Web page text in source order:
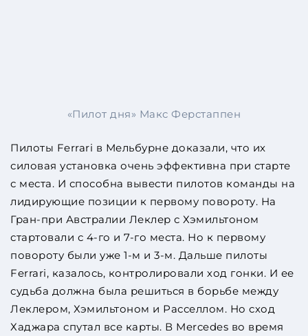
«Пилот дня» Макс Ферстаппен
Пилоты Ferrari в Мельбурне доказали, что их
силовая установка очень эффективна при старте
с места. И способна вывести пилотов команды на
лидирующие позиции к первому повороту. На
Гран-при Австралии Леклер с Хэмильтоном
стартовали с 4-го и 7-го места. Но к первому
повороту были уже 1-м и 3-м. Дальше пилоты
Ferrari, казалось, контролировали ход гонки. И ее
судьба должна была решиться в борьбе между
Леклером, Хэмильтоном и Расселлом. Но сход
Хаджара спутал все карты. В Mercedes во время